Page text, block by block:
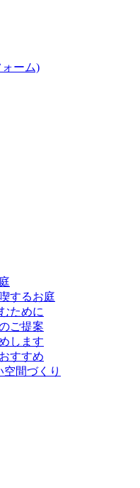
ーム)
するお庭
ために
ご提案
します
すすめ
間づくり